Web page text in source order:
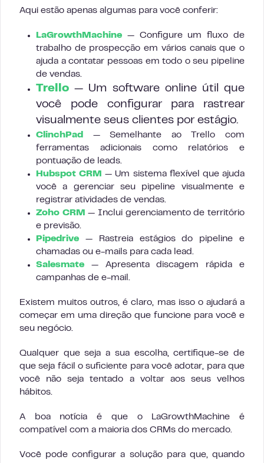
Aqui estão apenas algumas para você conferir:
LaGrowthMachine — Configure um fluxo de
trabalho de prospecção em vários canais que o
ajuda a contatar pessoas em todo o seu pipeline
de vendas.
Trello — Um software online útil que
você pode configurar para rastrear
visualmente seus clientes por estágio.
ClinchPad
— Semelhante ao Trello com
ferramentas adicionais como relatórios e
pontuação de leads.
Hubspot CRM
— Um sistema flexível que ajuda
você a gerenciar seu pipeline visualmente e
registrar atividades de vendas.
Zoho CRM — Inclui gerenciamento de território
e previsão.
Pipedrive — Rastreia estágios do pipeline e
chamadas ou e-mails para cada lead.
Salesmate — Apresenta discagem rápida e
campanhas de e-mail.
Existem muitos outros, é claro, mas isso o ajudará a
começar em uma direção que funcione para você e
seu negócio.
Qualquer que seja a sua escolha, certifique-se de
que seja fácil o suficiente para você adotar, para que
você não seja tentado a voltar aos seus velhos
hábitos.
A boa notícia é que o LaGrowthMachine é
compatível com a maioria dos CRMs do mercado.
Você pode configurar a solução para que, quando